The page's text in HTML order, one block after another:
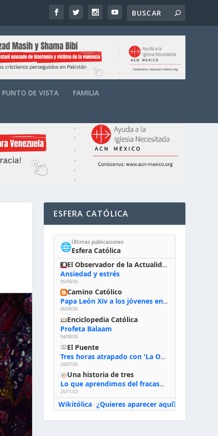
PUNTO DE VISTA FAMILIA
ESFERA CATÓLICA
🌐Últimas publicaciones
Esfera Católica
El Observador de la Actualidad
Ansiedad y estrés
05/08/26
Camino Católico
Papa León Xiv a los jóvenes en Asís, 6-8-2026: «De san Francisco aprendan la radicalidad evangélica: no los vuelve ciegos ni violentos, sino sensibles, atentos, siempre en el seguimiento de Jesús, humildes y acogiendo a todos»
06/08/26
Enciclopedia Católica
Profeta Balaam
04/08/26
El Puente
Tres horas atrapado con 'La Odisea' de Nolan
28/07/26
Una historia de tres
Lo que aprendimos del fracaso al emprender
25/11/23
Wikitólica· ¿Quieres aparecer aquí?